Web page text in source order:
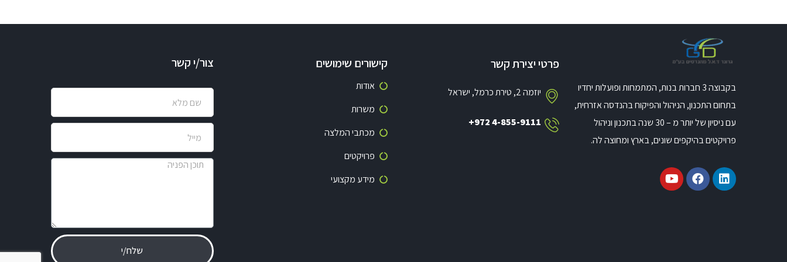
בקבוצה 3 חברות בנות, המתמחות ופועלות יחדיו
בתחום התכנון, הניהול והפיקוח בהנדסה אזרחית,
עם ניסיון של יותר מ – 30 שנה בתכנון וניהול
פרויקטים בהיקפים שונים, בארץ ומחוצה לה.
פרטי יצירת קשר
יוזמה 2, טירת כרמל, ישראל
+972 4-855-9111
קישורים שימושים
אודות
משרות
מכתבי המלצה
פרויקטים
מידע מקצועי
צור/י קשר
שלח/י